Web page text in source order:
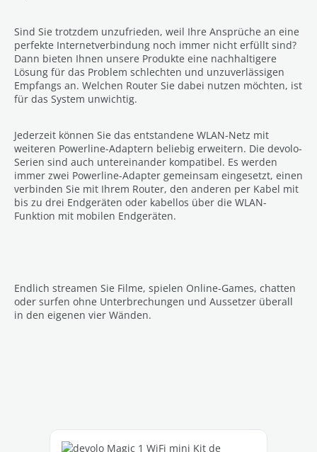
Sind Sie trotzdem unzufrieden, weil Ihre Ansprüche an eine
perfekte Internetverbindung noch immer nicht erfüllt sind?
Dann bieten Ihnen unsere Produkte eine nachhaltigere
Lösung für das Problem schlechten und unzuverlässigen
Empfangs an. Welchen Router Sie dabei nutzen möchten, ist
für das System unwichtig.
Jederzeit können Sie das entstandene WLAN-Netz mit
weiteren Powerline-Adaptern beliebig erweitern. Die devolo-
Serien sind auch untereinander kompatibel. Es werden
immer zwei Powerline-Adapter gemeinsam eingesetzt, einen
verbinden Sie mit Ihrem Router, den anderen per Kabel mit
bis zu drei Endgeräten oder kabellos über die WLAN-
Funktion mit mobilen Endgeräten.
Endlich streamen Sie Filme, spielen Online-Games, chatten
oder surfen ohne Unterbrechungen und Aussetzer überall
in den eigenen vier Wänden.
Ignorer la galerie de produits